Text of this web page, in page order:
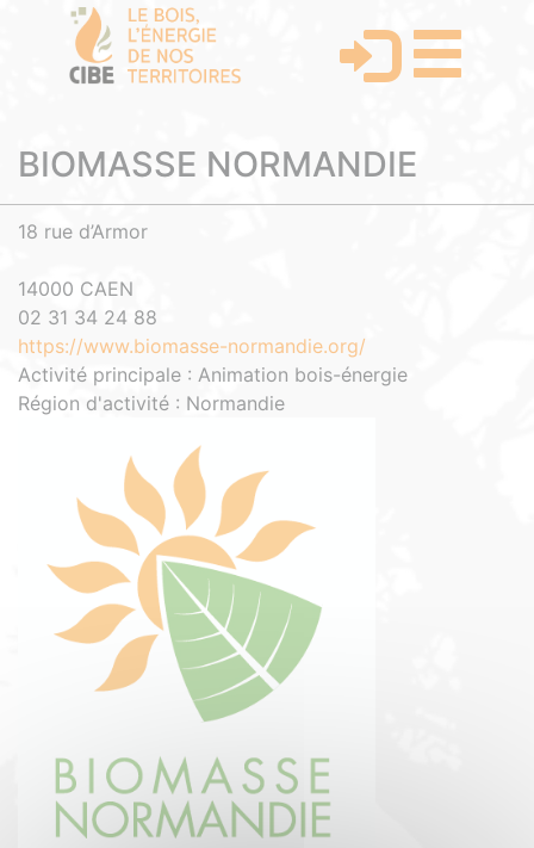
BIOMASSE NORMANDIE
18 rue d’Armor
14000 CAEN
02 31 34 24 88
https://www.biomasse-normandie.org/
Activité principale : Animation bois-énergie
Région d'activité : Normandie